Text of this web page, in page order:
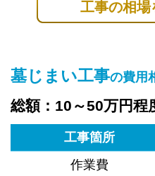
工事の相場
墓じまい工事の費用
総額：10～50万円程
工事箇所
作業費